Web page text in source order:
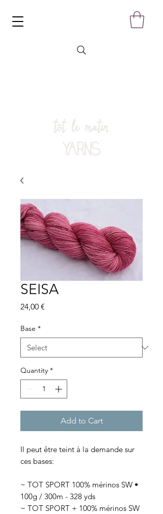
tôt le matin
YARNS
SEISA
24,00 €
Base *
Quantity *
Add to Cart
Il peut être teint à la demande sur
ces bases:
~ TOT SPORT 100% mérinos SW •
100g / 300m - 328 yds
~ TOT SPORT + 100% mérinos SW